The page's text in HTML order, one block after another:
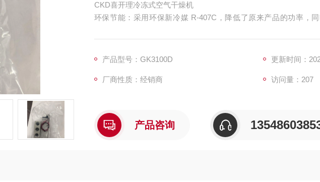
CKD喜开理冷冻式空气干燥机
环保节能：采用环保新冷媒 R-407C，降低了原来产品的功率，
准不锈钢，满足不同用户的需求。
运行。
产品型号：GK3100D 更新时间：
厂商性质：经销商 访问量：207
产品咨询